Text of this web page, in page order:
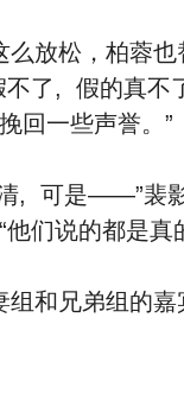
松，柏蓉也
了, 假的真不
回一些声誉。”
可是——”裴影
们说的都是真
兄弟组的嘉